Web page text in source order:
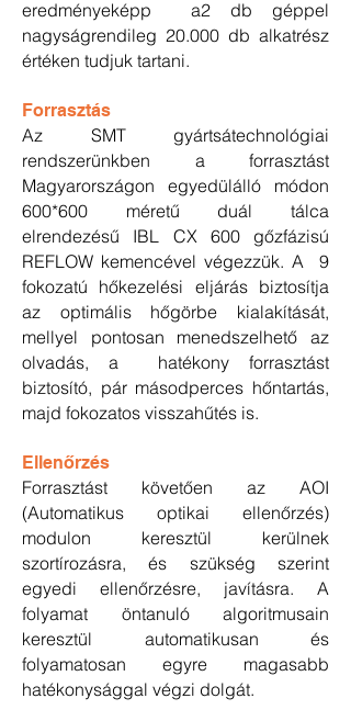
eredményeképp a2 db géppel
nagyságrendileg 20.000 db alkatrész
értéken tudjuk tartani.
Forrasztás
Az SMT gyártsátechnológiai
rendszerünkben a forrasztást
Magyarországon egyedülálló módon
600*600 méretű duál tálca
elrendezésű IBL CX 600 gőzfázisú
REFLOW kemencével végezzük. A 9
fokozatú hőkezelési eljárás biztosítja
az optimális hőgörbe kialakítását,
mellyel pontosan menedszelhető az
olvadás, a hatékony forrasztást
biztosító, pár másodperces hőntartás,
majd fokozatos visszahűtés is.
Ellenőrzés
Forrasztást követően az AOI
(Automatikus optikai ellenőrzés)
modulon keresztül kerülnek
szortírozásra, és szükség szerint
egyedi ellenőrzésre, javításra. A
folyamat öntanuló algoritmusain
keresztül automatikusan és
folyamatosan egyre magasabb
hatékonysággal végzi dolgát.